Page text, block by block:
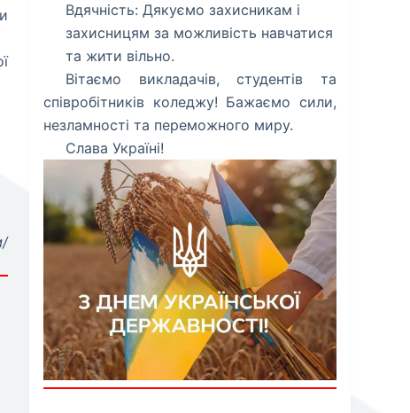
Вдячність: Дякуємо захисникам і
захисницям за можливість навчатися
та жити вільно.
​Вітаємо викладачів, студентів та
співробітників коледжу! Бажаємо сили,
незламності та переможного миру.
​Слава Україні!